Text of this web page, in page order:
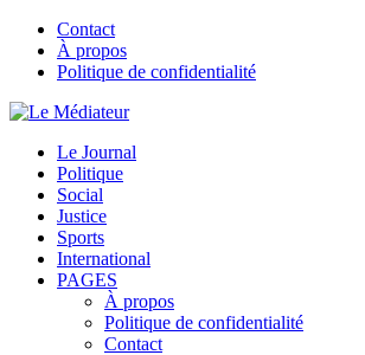
Contact
À propos
Politique de confidentialité
Le Journal
Politique
Social
Justice
Sports
International
PAGES
À propos
Politique de confidentialité
Contact